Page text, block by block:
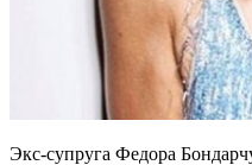
Экс-супруга Федора